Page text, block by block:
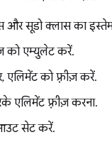
और सूडो क्लास का
को एम्युलेट करें.
एलिमेंट को फ़्रीज़ करें.
एलिमेंट फ़्रीज़ करना.
सेट करें.